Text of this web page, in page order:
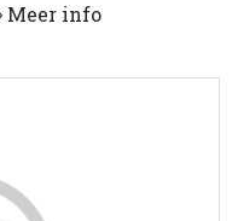
Meer info